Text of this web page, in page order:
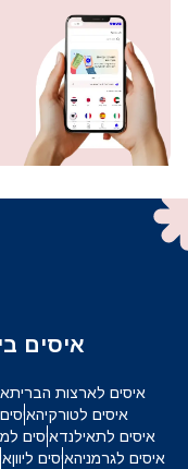
איסים
איסים לארצות הברית
איסים לטורקיה
איסים לתאילנדאיסים
איסים לגרמניהאיסים ליוון